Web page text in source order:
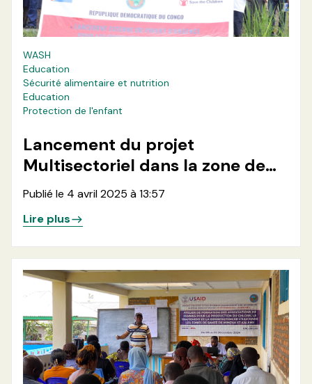
WASH
Education
Sécurité alimentaire et nutrition
Education
Protection de l'enfant
Lancement du projet
Multisectoriel dans la zone de
santé de Kirotshe
Publié le 4 avril 2025 à 13:57
Lire plus